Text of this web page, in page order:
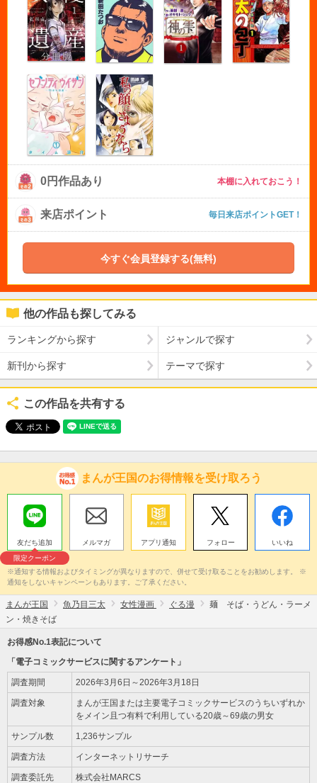
0円作品あり 本棚に入れておこう！
来店ポイント 毎日来店ポイントGET！
今すぐ会員登録する(無料)
他の作品も探してみる
ランキングから探す ジャンルで探す
新刊から探す テーマで探す
この作品を共有する
まんが王国のお得情報を受け取ろう
友だち追加
限定クーポン
メルマガ アプリ通知 フォロー いいね
※通知する情報およびタイミングが異なりますので、併せて受け取ることをお勧めします。 ※
通知をしないキャンペーンもあります。ご了承ください。
まんが王国 魚乃目三太 女性漫画 ぐる漫
麺 そば・うどん・ラーメ
ン・焼きそば
お得感No.1表記について
「電子コミックサービスに関するアンケート」
調査期間 2026年3月6日～2026年3月18日
調査対象
まんが王国または主要電子コミックサービスのうちいずれか
をメイン且つ有料で利用している20歳～69歳の男女
サンプル数 1,236サンプル
調査方法 インターネットリサーチ
調査委託先 株式会社MARCS